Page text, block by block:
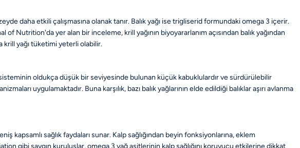
daha etkili çalışmasına olanak tanır. Balık yağı ise trigliserid formundaki omega 3 içerir.
Nutrition'da yer alan bir inceleme, krill yağının biyoyararlanım açısından balık yağından
krill yağı tüketimi yeterli olabilir.
oldukça düşük bir seviyesinde bulunan küçük kabuklulardır ve sürdürülebilir
uygulamaktadır. Buna karşılık, bazı balık yağlarının elde edildiği balıklar aşırı avlanma
sağlık faydaları sunar. Kalp sağlığından beyin fonksiyonlarına, eklem
gibi saygın kuruluşlar, omega 3 yağ asitlerinin kalp sağlığını koruyucu etkilerine dikkat